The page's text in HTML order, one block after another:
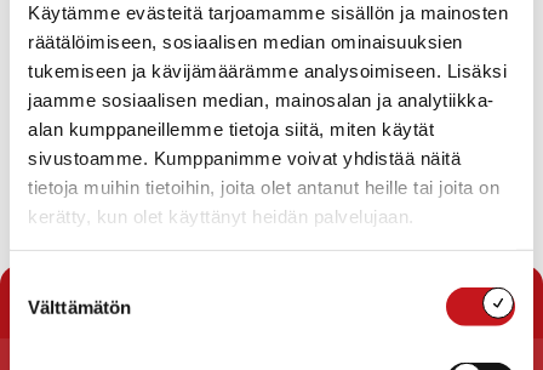
Käytämme evästeitä tarjoamamme sisällön ja mainosten
räätälöimiseen, sosiaalisen median ominaisuuksien
tukemiseen ja kävijämäärämme analysoimiseen. Lisäksi
jaamme sosiaalisen median, mainosalan ja analytiikka-
alan kumppaneillemme tietoja siitä, miten käytät
sivustoamme. Kumppanimme voivat yhdistää näitä
tietoja muihin tietoihin, joita olet antanut heille tai joita on
kerätty, kun olet käyttänyt heidän palvelujaan.
valinta
Välttämätön
12.1.2022 — 16:06
Vesiputkien korjauksen vuoksi joudutaan katkaisemaan
vedentulo koko kirkonkylän alueelta tänään 12.1.
klo.21.30 – 01.00 välisellä ajalla. Pahoittelemme häiriötä!
Tekninen toimisto